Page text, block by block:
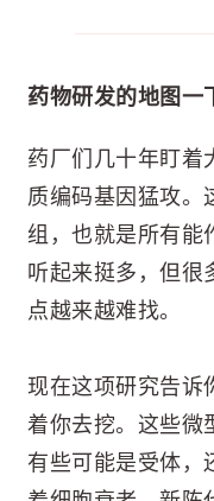
药物研发的地图一
药厂们几十年盯着
质编码基因猛攻。
组，也就是所有能
听起来挺多，但很
点越来越难找。
现在这项研究告诉
着你去挖。这些微
有些可能是受体，